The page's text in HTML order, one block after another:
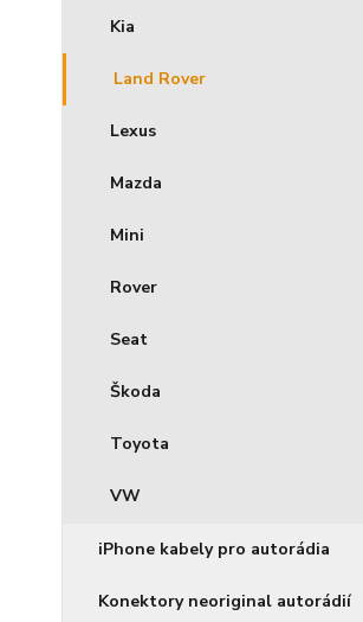
Kia
Land Rover
Lexus
Mazda
Mini
Rover
Seat
Škoda
Toyota
VW
iPhone kabely pro autorádia
Konektory neoriginal autorádií